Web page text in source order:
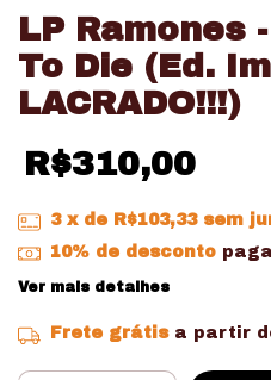
LP Ramones
To Die (Ed.
LACRADO!!!)
R$310,00
3 x de R$103,33 sem
10% de desconto
Ver mais detalhes
Frete grátis a partir